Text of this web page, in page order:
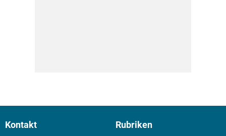
Kontakt Rubriken